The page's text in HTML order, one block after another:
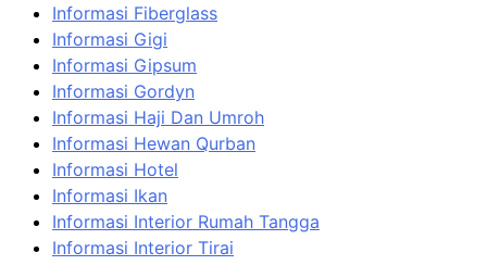
Informasi Fiberglass
Informasi Gigi
Informasi Gipsum
Informasi Gordyn
Informasi Haji Dan Umroh
Informasi Hewan Qurban
Informasi Hotel
Informasi Ikan
Informasi Interior Rumah Tangga
Informasi Interior Tirai